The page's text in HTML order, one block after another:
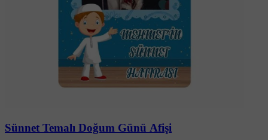
Sünnet Temalı Doğum Günü Afişi